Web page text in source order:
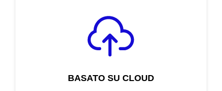
BASATO SU CLOUD